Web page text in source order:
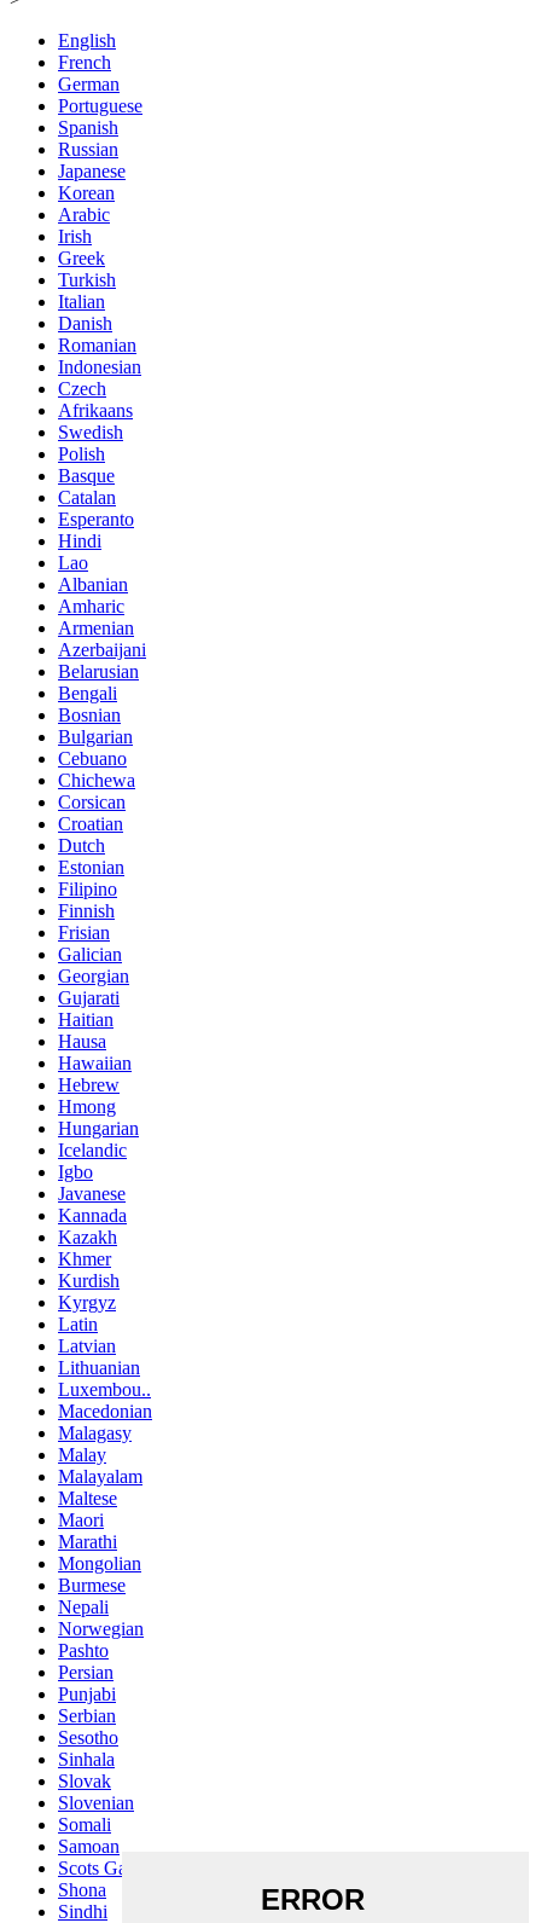
English
French
German
Portuguese
Spanish
Russian
Japanese
Korean
Arabic
Irish
Greek
Turkish
Italian
Danish
Romanian
Indonesian
Czech
Afrikaans
Swedish
Polish
Basque
Catalan
Esperanto
Hindi
Lao
Albanian
Amharic
Armenian
Azerbaijani
Belarusian
Bengali
Bosnian
Bulgarian
Cebuano
Chichewa
Corsican
Croatian
Dutch
Estonian
Filipino
Finnish
Frisian
Galician
Georgian
Gujarati
Haitian
Hausa
Hawaiian
Hebrew
Hmong
Hungarian
Icelandic
Igbo
Javanese
Kannada
Kazakh
Khmer
Kurdish
Kyrgyz
Latin
Latvian
Lithuanian
Luxembou..
Macedonian
Malagasy
Malay
Malayalam
Maltese
Maori
Marathi
Mongolian
Burmese
Nepali
Norwegian
Pashto
Persian
Punjabi
Serbian
Sesotho
Sinhala
Slovak
Slovenian
Somali
Samoan
Scots Gaelic
Shona
Sindhi